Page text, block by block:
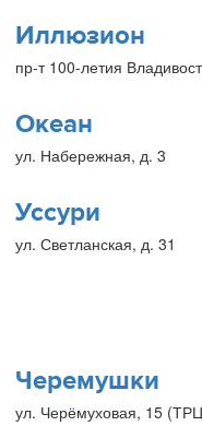
Иллюзион
пр-т 100-летия
Океан
ул. Набережная, д. 3
Уссури
ул. Светланская, д. 31
Черемушки
ул. Черёмуховая, 15